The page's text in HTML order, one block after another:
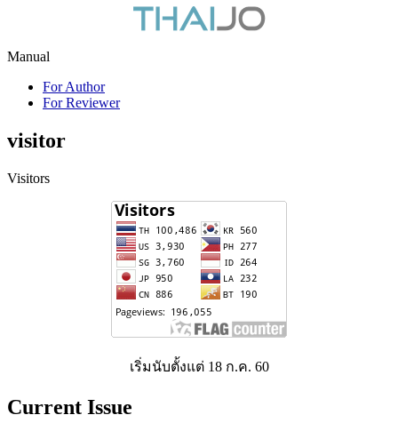
Manual
For Author
For Reviewer
visitor
Visitors
เริ่มนับตั้งแต่ 18 ก.ค. 60
Current Issue